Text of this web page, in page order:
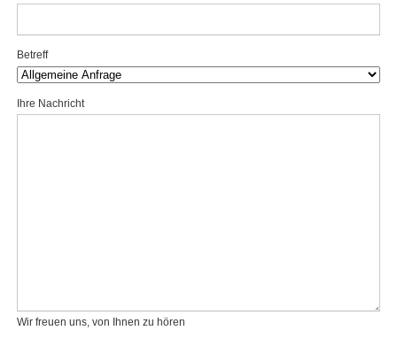
Betreff
Ihre Nachricht
Wir freuen uns, von Ihnen zu hören